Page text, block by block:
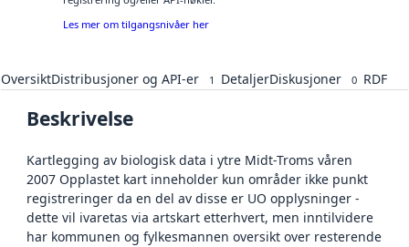
Les mer om tilgangsnivåer her
OversiktDistribusjoner og API-er 1 DetaljerDiskusjoner 0 RDF
Beskrivelse
Kartlegging av biologisk data i ytre Midt-Troms våren
2007 Opplastet kart inneholder kun områder ikke punkt
registreringer da en del av disse er UO opplysninger -
dette vil ivaretas via artskart etterhvert, men inntilvidere
har kommunen og fylkesmannen oversikt over resterende